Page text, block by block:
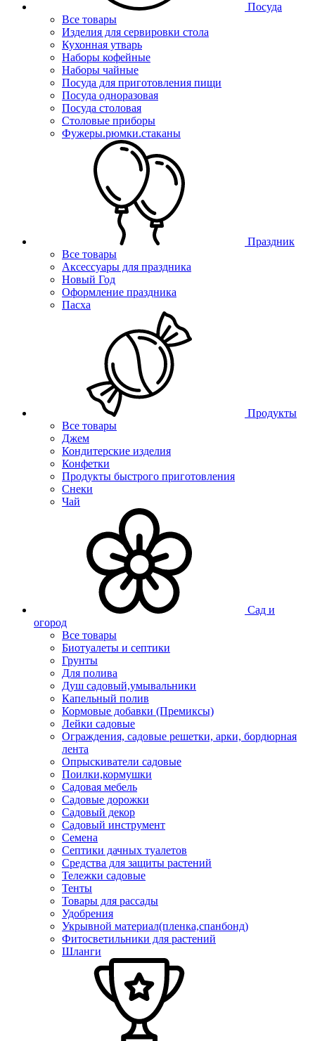
Посуда
Все товары
Изделия для сервировки стола
Кухонная утварь
Наборы кофейные
Наборы чайные
Посуда для приготовления пищи
Посуда одноразовая
Посуда столовая
Столовые приборы
Фужеры.рюмки.стаканы
Праздник
Все товары
Аксессуары для праздника
Новый Год
Оформление праздника
Пасха
Продукты
Все товары
Джем
Кондитерские изделия
Конфетки
Продукты быстрого приготовления
Снеки
Чай
Сад и
огород
Все товары
Биотуалеты и септики
Грунты
Для полива
Душ садовый,умывальники
Капельный полив
Кормовые добавки (Премиксы)
Лейки садовые
Ограждения, садовые решетки, арки, бордюрная
лента
Опрыскиватели садовые
Поилки,кормушки
Садовая мебель
Садовые дорожки
Садовый декор
Садовый инструмент
Семена
Септики дачных туалетов
Средства для защиты растений
Тележки садовые
Тенты
Товары для рассады
Удобрения
Укрывной материал(пленка,спанбонд)
Фитосветильники для растений
Шланги